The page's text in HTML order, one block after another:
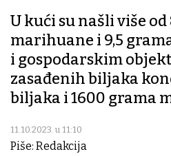
U kući su našli više
marihuane i 9,5
i gospodarskim
zasađenih biljaka
biljaka i 1600 grama
11.10.2023. u 11:10
Piše: Redakcija